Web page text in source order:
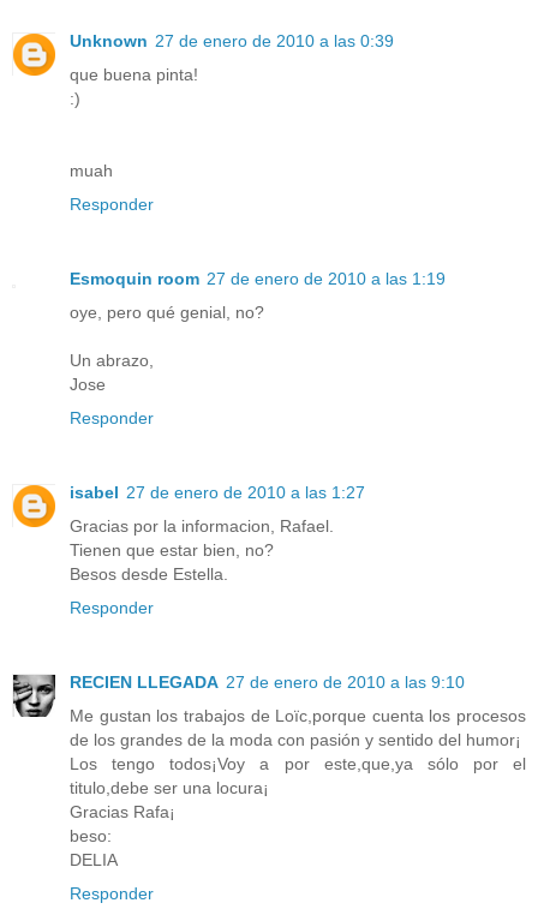
Unknown 27 de enero de 2010 a las 0:39
que buena pinta!
:)
muah
Responder
Esmoquin room 27 de enero de 2010 a las 1:19
oye, pero qué genial, no?
Un abrazo,
Jose
Responder
isabel 27 de enero de 2010 a las 1:27
Gracias por la informacion, Rafael.
Tienen que estar bien, no?
Besos desde Estella.
Responder
RECIEN LLEGADA 27 de enero de 2010 a las 9:10
Me gustan los trabajos de Loïc,porque cuenta los procesos
de los grandes de la moda con pasión y sentido del humor¡
Los tengo todos¡Voy a por este,que,ya sólo por el
titulo,debe ser una locura¡
Gracias Rafa¡
beso:
DELIA
Responder